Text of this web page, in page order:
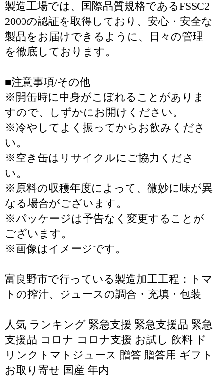
製造工場では、国際品質規格であるFSSC2
2000の認証を取得しており、安心・安全な
製品をお届けできるように、日々の管理
を徹底しております。
■注意事項/その他
※開缶時に中身がこぼれることがありま
すので、しずかにお開けください。
※冷やしてよく振ってからお飲みくださ
い。
※空き缶はリサイクルにご協力くださ
い。
※原料の収穫年度によって、微妙に味が異
なる場合がございます。
※パッケージは予告なく変更することが
ございます。
※画像はイメージです。
富良野市で行っている製造加工工程：トマ
トの搾汁、ジュースの調合・充填・包装
人気 ランキング 緊急支援 緊急支援品 緊急
支援品 コロナ コロナ支援 お試し 飲料 ド
リンクトマトジュース 贈答 贈答用 ギフト
お取り寄せ 国産 年内